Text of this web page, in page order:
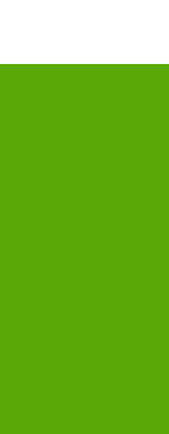
סוכה – מתוך אתר